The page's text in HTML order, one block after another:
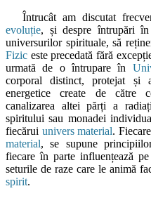
Întrucât am discutat
evoluție, și despre întrupări
universurilor spirituale, să
Fizic este precedată fără
urmată de o întrupare în
corporal distinct, protejat și
energetice create de către
canalizarea altei părți a
spiritului sau monadei
fiecărui univers material.
material, se supune
fiecare în parte influențează
seturile de raze care le animă
spirit.